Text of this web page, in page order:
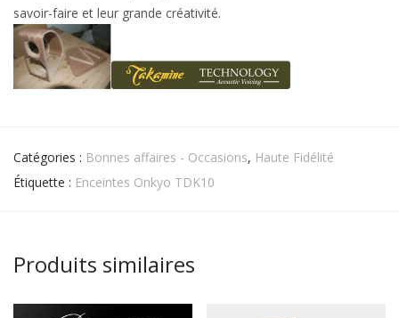
savoir-faire et leur grande créativité.
Catégories : Bonnes affaires - Occasions, Haute Fidélité
Étiquette : Enceintes Onkyo TDK10
Produits similaires